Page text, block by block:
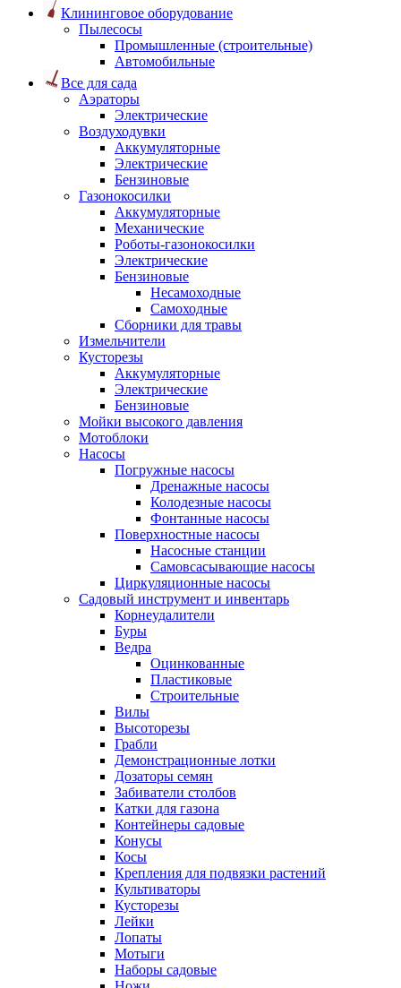
Клининговое оборудование
Пылесосы
Промышленные (строительные)
Автомобильные
Все для сада
Аэраторы
Электрические
Воздуходувки
Аккумуляторные
Электрические
Бензиновые
Газонокосилки
Аккумуляторные
Механические
Роботы-газонокосилки
Электрические
Бензиновые
Несамоходные
Самоходные
Сборники для травы
Измельчители
Кусторезы
Аккумуляторные
Электрические
Бензиновые
Мойки высокого давления
Мотоблоки
Насосы
Погружные насосы
Дренажные насосы
Колодезные насосы
Фонтанные насосы
Поверхностные насосы
Насосные станции
Самовсасывающие насосы
Циркуляционные насосы
Садовый инструмент и инвентарь
Корнеудалители
Буры
Ведра
Оцинкованные
Пластиковые
Строительные
Вилы
Высоторезы
Грабли
Демонстрационные лотки
Дозаторы семян
Забиватели столбов
Катки для газона
Контейнеры садовые
Конусы
Косы
Крепления для подвязки растений
Культиваторы
Кусторезы
Лейки
Лопаты
Мотыги
Наборы садовые